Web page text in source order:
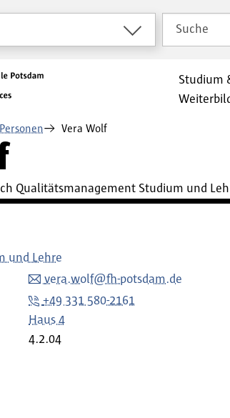
Suche
Studium
Personen Vera Wolf
Qualitätsmanagement Studium und
und Lehre
vera.wolf@fh-potsdam.de
+49 331 580-2161
Haus 4
4.2.04